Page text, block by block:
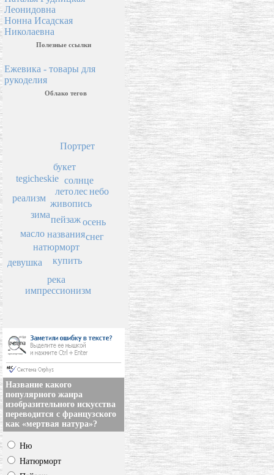
Леонидовна
Нонна Исадская
Николаевна
Полезные ссылки
Ежевика - товары для
рукоделия
Облако тегов
пейзаж
названия
живопись
лето
натюрморт
купить
солнце
лес
зима
осень
букет
масло
река
снег
tegicheskie
реализм
небо
импрессионизм
Портрет
девушка
Название какого
популярного жанра
изобразительного искусства
переводится с французского
как «мертвая натура»?
Ню
Натюрморт